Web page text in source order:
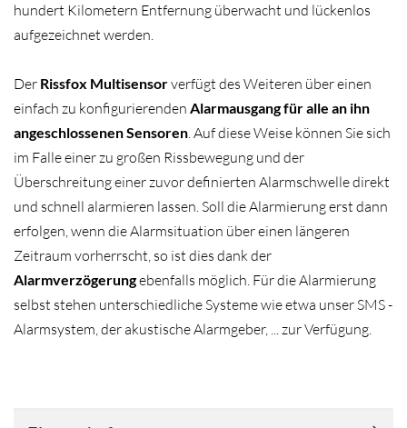
hundert Kilometern Entfernung überwacht und lückenlos
aufgezeichnet werden.
Der Rissfox Multisensorverfügt des Weiteren über einen
einfach zu konfigurierenden Alarmausgang für alle an ihn
angeschlossenen Sensoren. Auf diese Weise können Sie sich
im Falle einer zu großen Rissbewegung und der
Überschreitung einer zuvor definierten Alarmschwelle direkt
und schnell alarmieren lassen. Soll die Alarmierung erst dann
erfolgen, wenn die Alarmsituation über einen längeren
Zeitraum vorherrscht, so ist dies dank der
Alarmverzögerungebenfalls möglich. Für die Alarmierung
selbst stehen unterschiedliche Systeme wie etwa unser SMS -
Alarmsystem, der akustische Alarmgeber, ... zur Verfügung.